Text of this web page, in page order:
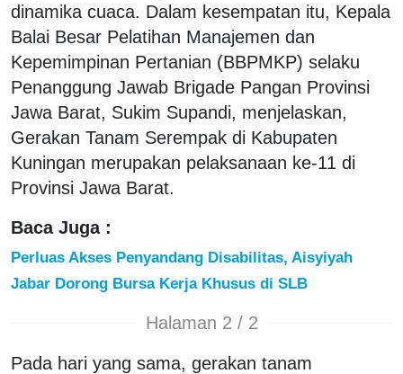
dinamika cuaca. Dalam kesempatan itu, Kepala
Balai Besar Pelatihan Manajemen dan
Kepemimpinan Pertanian (BBPMKP) selaku
Penanggung Jawab Brigade Pangan Provinsi
Jawa Barat, Sukim Supandi, menjelaskan,
Gerakan Tanam Serempak di Kabupaten
Kuningan merupakan pelaksanaan ke-11 di
Provinsi Jawa Barat.
Baca Juga :
Perluas Akses Penyandang Disabilitas, Aisyiyah
Jabar Dorong Bursa Kerja Khusus di SLB
Halaman 2 / 2
Pada hari yang sama, gerakan tanam